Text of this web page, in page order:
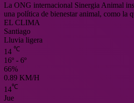
La ONG internacional Sinergia Animal
una política de bienestar animal, como la
EL CLIMA
Santiago
Lluvia ligera
14 ℃
16º - 6º
66%
0.89 KM/H
14℃
Jue